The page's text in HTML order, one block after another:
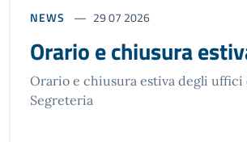
NEWS 29 07 2026
Orario e chiusura
Orario e chiusura estiva degli uffici
Segreteria